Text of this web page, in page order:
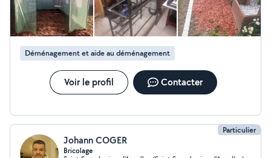
Déménagement et aide au déménagement
Voir le profil Contacter
Particulier
Johann COGER
Bricolage